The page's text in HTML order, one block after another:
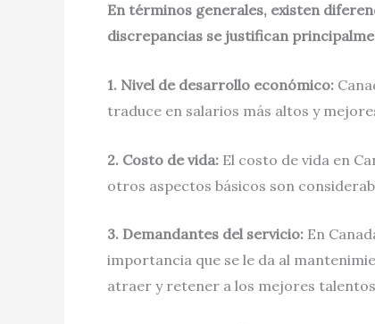
En términos generales, existen
discrepancias se justifican
1. Nivel de desarrollo económico:
traduce en salarios más altos y
2. Costo de vida: El costo de vida en
otros aspectos básicos son
3. Demandantes del servicio: En
importancia que se le da al
atraer y retener a los mejores